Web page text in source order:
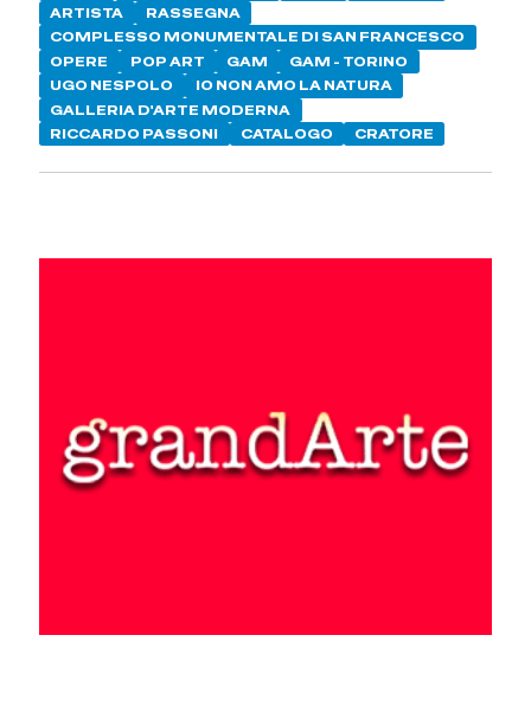
ARTISTA
RASSEGNA
COMPLESSO MONUMENTALE DI SAN FRANCESCO
OPERE
POP ART GAM
GAM - TORINO
UGO NESPOLO
IO NON AMO LA NATURA
GALLERIA D'ARTE MODERNA
RICCARDO PASSONI
CATALOGO CRATORE